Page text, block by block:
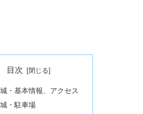
目次
・基本情報、アクセス
・駐車場